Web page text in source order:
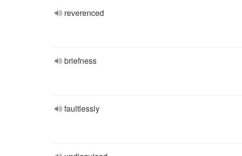
reverenced
briefness
faultlessly